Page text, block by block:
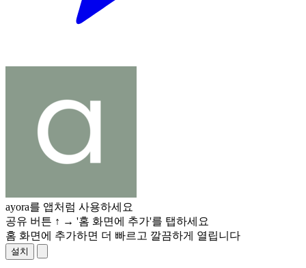
ayora를 앱처럼 사용하세요
공유 버튼 ↑ → '홈 화면에 추가'를 탭하세요
홈 화면에 추가하면 더 빠르고 깔끔하게 열립니다
설치